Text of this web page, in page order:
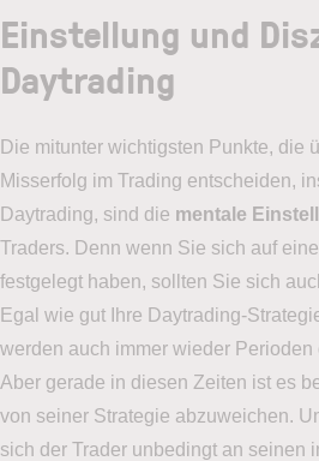
Einstellung und
Daytrading
Die mitunter wichtigsten Punkte, die
Misserfolg im Trading entscheiden,
Daytrading, sind die mentale
Traders. Denn wenn Sie sich auf
festgelegt haben, sollten Sie sich
Egal wie gut Ihre Daytrading-
werden auch immer wieder
Aber gerade in diesen Zeiten ist es
von seiner Strategie abzuweichen.
sich der Trader unbedingt an seinen